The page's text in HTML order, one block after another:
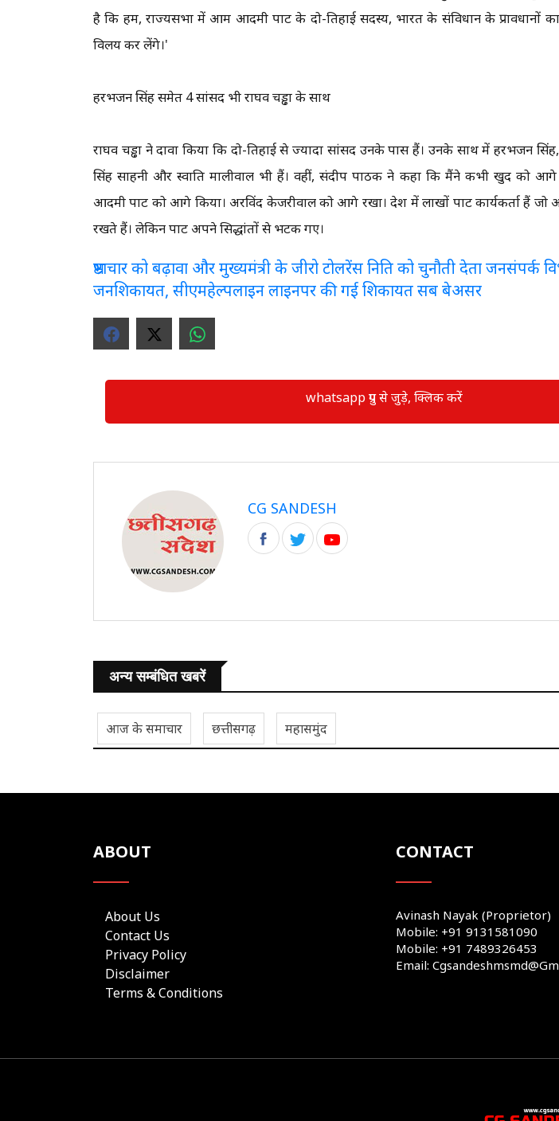
है कि हम, राज्यसभा में आम आदमी पार्टी के दो-तिहाई सदस्य, भारत के संविधान के प्रावधानों
विलय कर लेंगे।'
हरभजन सिंह समेत 4 सांसद भी राघव चड्ढा के साथ
राघव चड्ढा ने दावा किया कि दो-तिहाई से ज्यादा सांसद उनके पास हैं। उनके साथ में हरभजन सिंह,
सिंह साहनी और स्वाति मालीवाल भी हैं। वहीं, संदीप पाठक ने कहा कि मैंने कभी खुद को
आदमी पार्टी को आगे किया। अरविंद केजरीवाल को आगे रखा। देश में लाखों पार्टी कार्यकर्ता हैं
रखते हैं। लेकिन पार्टी अपने सिद्धांतों से भटक गए।
भ्रष्टाचार को बढ़ावा और मुख्यमंत्री के जीरो टोलरेंस निति को चुनौती देता जनसंपर्क
जनशिकायत, सीएमहेल्पलाइन लाइनपर की गई शिकायत सब बेअसर
whatsapp ग्रुप से जुड़े, क्लिक करें
CG SANDESH
अन्य सम्बंधित खबरें
आज के समाचार छत्तीसगढ़ महासमुंद
ABOUT
About Us
Contact Us
Privacy Policy
Disclaimer
Terms & Conditions
CONTACT
Avinash Nayak (Proprietor)
Mobile: +91 9131581090
Mobile: +91 7489326453
Email: